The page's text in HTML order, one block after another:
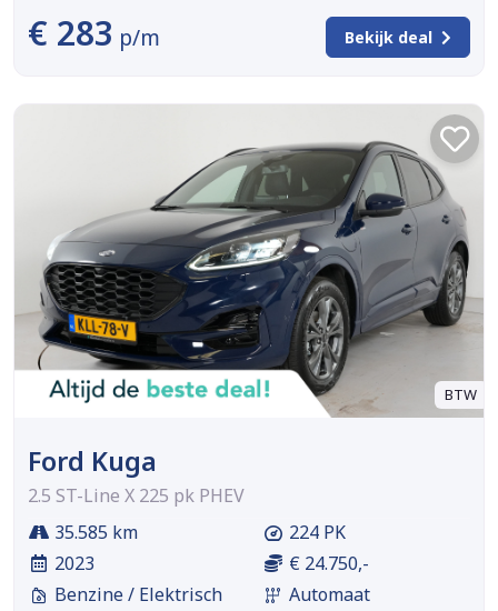
€ 283 p/m Bekijk deal
BTW
Ford Kuga
2.5 ST-Line X 225 pk PHEV
35.585 km
2023
Benzine / Elektrisch
224 PK
€ 24.750,-
Automaat